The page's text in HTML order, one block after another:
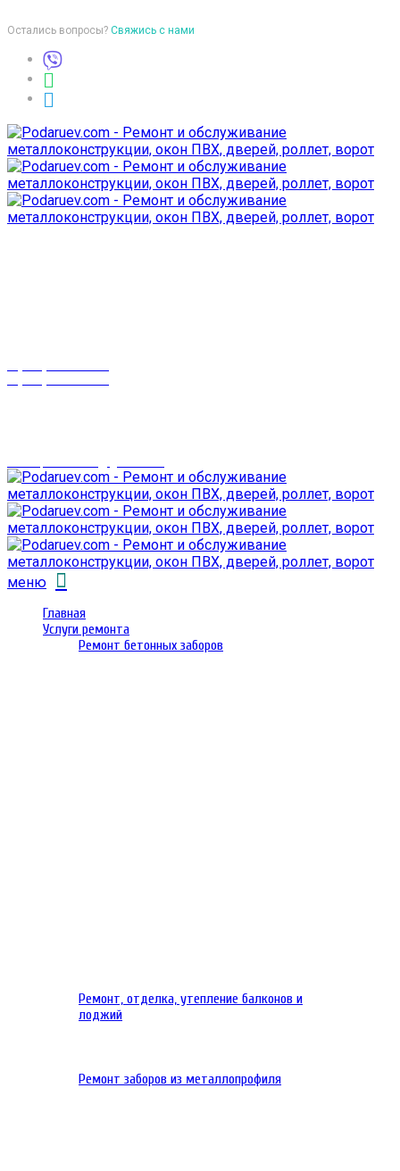
Остались вопросы? Свяжись с нами
меню
Главная
Услуги ремонта
Ремонт бетонных заборов
Ремонт, отделка, утепление балконов и
лоджий
Ремонт заборов из металлопрофиля